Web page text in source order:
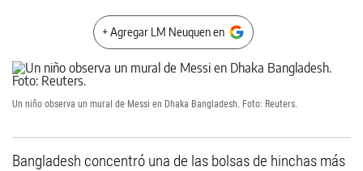
+ Agregar LM Neuquen en
Un niño observa un mural de Messi en Dhaka Bangladesh. Foto: Reuters.
Bangladesh concentró una de las bolsas de hinchas más